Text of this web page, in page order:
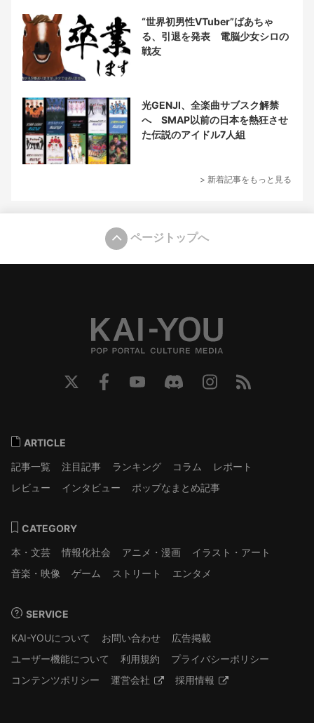
“世界初男性VTuber”ばあちゃ
る、引退を発表 電脳少女シロの
戦友
光GENJI、全楽曲サブスク解禁
へ SMAP以前の日本を熱狂させ
た伝説のアイドル7人組
> 新着記事をもっと見る
ページトップへ
ARTICLE
記事一覧
注目記事 ランキング コラム
レポート
レビュー
インタビュー ポップなまとめ記事
CATEGORY
本・文芸
情報化社会 アニメ・漫画
イラスト・アート
音楽・映像
ゲーム ストリート エンタメ
SERVICE
KAI-YOUについて
お問い合わせ
広告掲載
ユーザー機能について
利用規約
プライバシーポリシー
コンテンツポリシー
運営会社 採用情報